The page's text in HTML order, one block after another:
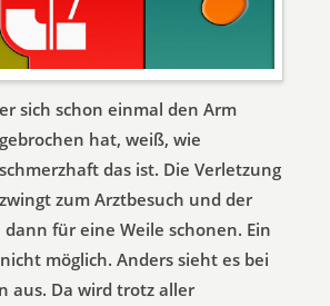
er sich schon einmal den Arm
gebrochen hat, weiß, wie
schmerzhaft das ist. Die Verletzung
zwingt zum Arztbesuch und der
für eine Weile schonen. Ein
möglich. Anders sieht es bei
aus. Da wird trotz aller